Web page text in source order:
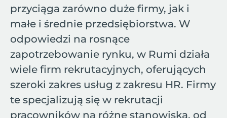
przyciąga zarówno duże firmy, jak i
małe i średnie przedsiębiorstwa. W
odpowiedzi na rosnące
zapotrzebowanie rynku, w Rumi działa
wiele firm rekrutacyjnych, oferujących
szeroki zakres usług z zakresu HR. Firmy
te specjalizują się w rekrutacji
pracowników na różne stanowiska, od